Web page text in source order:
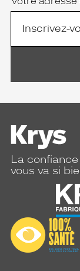
La confiance
vous va si